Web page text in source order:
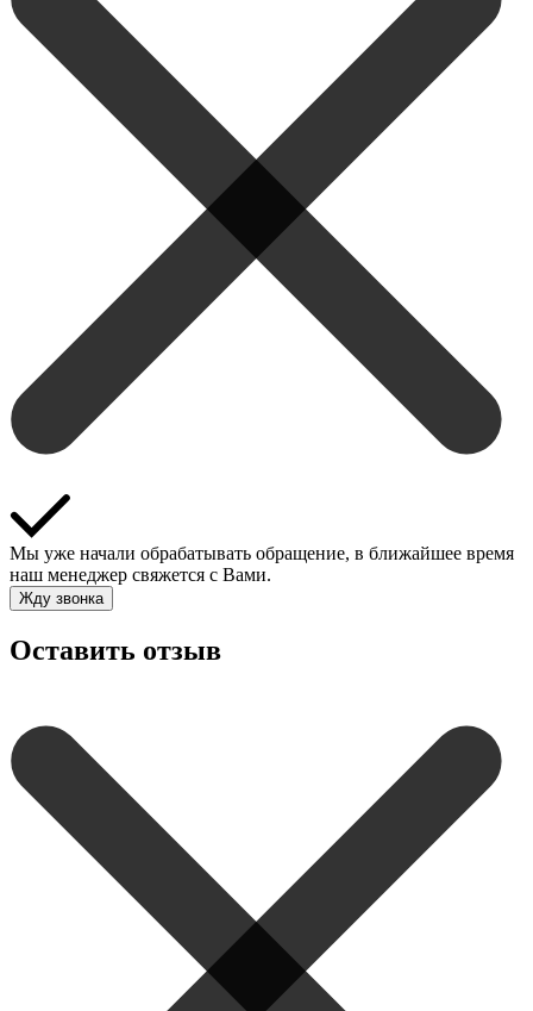
Мы уже начали обрабатывать обращение, в ближайшее время
наш менеджер свяжется с Вами.
Жду звонка
Оставить отзыв